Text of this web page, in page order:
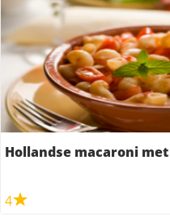
Hollandse macaroni
4